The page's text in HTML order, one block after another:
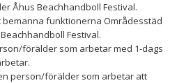
Åhus Beachhandboll Festival.
funktionerna Områdesstäd
Festival.
förälder som arbetar med 1-dags
person/förälder som arbetar att